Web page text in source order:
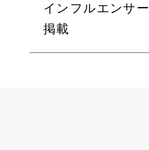
インフルエンサー
掲載